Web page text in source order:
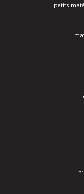
petits